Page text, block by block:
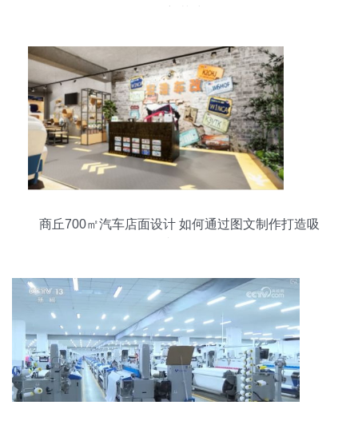
商丘700㎡汽车店面设计 如何通过图文制作打造吸